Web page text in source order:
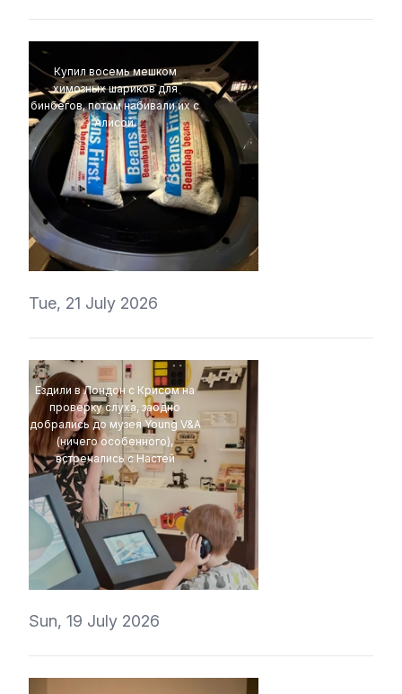
Купил восемь мешком
химозных шариков для
бинбегов, потом набивали их с
Алисой.
4Eki
Tue, 21 July 2026
Ездили в Лондон с Крисом на
проверку слуха, заодно
добрались до музея Young V&A
(ничего особенного),
встречались с Настей
t1r1
Sun, 19 July 2026